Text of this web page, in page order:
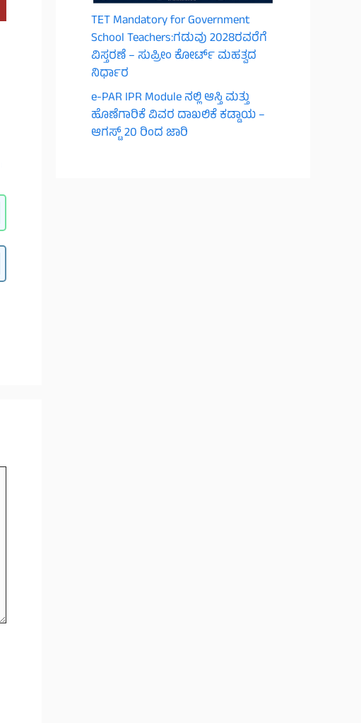
TET Mandatory for Government
School Teachers:ಗಡುವು 2028ರವರೆಗೆ
ವಿಸ್ತರಣೆ – ಸುಪ್ರೀಂ ಕೋರ್ಟ್ ಮಹತ್ವದ
ನಿರ್ಧಾರ
e-PAR IPR Module ನಲ್ಲಿ ಆಸ್ತಿ ಮತ್ತು
ಹೊಣೆಗಾರಿಕೆ ವಿವರ ದಾಖಲಿಕೆ ಕಡ್ಡಾಯ –
ಆಗಸ್ಟ್ 20 ರಿಂದ ಜಾರಿ